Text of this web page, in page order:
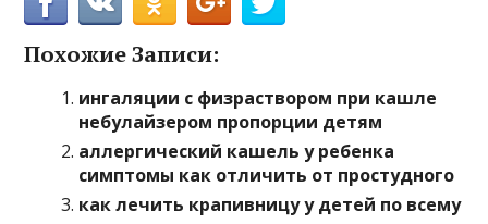
Похожие Записи:
ингаляции с физраствором при кашле
небулайзером пропорции детям
аллергический кашель у ребенка
симптомы как отличить от простудного
как лечить крапивницу у детей по всему